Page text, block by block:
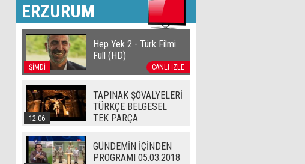
ERZURUM
ŞİMDİ CANLI İZLE
Hep Yek 2 - Türk Filmi
Full (HD)
12:06
TAPINAK ŞÖVALYELERİ
TÜRKÇE BELGESEL
TEK PARÇA
GÜNDEMİN İÇİNDEN
PROGRAMI 05.03.2018